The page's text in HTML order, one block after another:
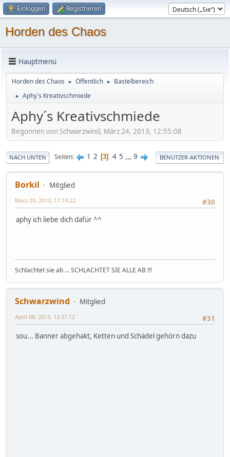
Einloggen Registrieren
Horden des Chaos
Hauptmenü
Horden des Chaos ► Öffentlich ► Bastelbereich
► Aphy´s Kreativschmiede
Aphy´s Kreativschmiede
Begonnen von Schwarzwind, März 24, 2013, 12:55:08
NACH UNTEN Seiten 1 2 3 4 5 ... 9 BENUTZER-AKTIONEN
Borkil
Mitglied
#30
März 29, 2013, 17:19:22
aphy ich liebe dich dafür ^^
Schlachtet sie ab ... SCHLACHTET SIE ALLE AB !!!
Schwarzwind
Mitglied
#31
April 08, 2013, 13:37:12
sou... Banner abgehakt, Ketten und Schädel gehörn dazu